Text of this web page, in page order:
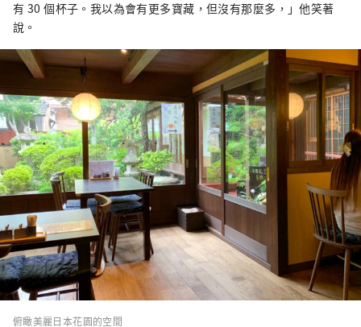
有 30 個杯子。我以為會有更多寶藏，但沒有那麼多，」他笑著
說。
俯瞰美麗日本花園的空間